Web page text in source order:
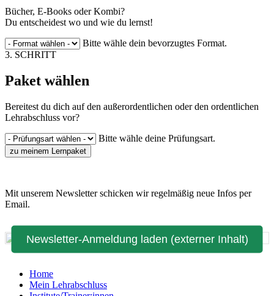
Bücher, E-Books oder Kombi?
Du entscheidest wo und wie du lernst!
Bitte wähle dein bevorzugtes Format.
3. SCHRITT
Paket wählen
Bereitest du dich auf den außerordentlichen oder den ordentlichen
Lehrabschluss vor?
Bitte wähle deine Prüfungsart.
zu meinem Lernpaket
Mit unserem Newsletter schicken wir regelmäßig neue Infos per
Email.
Newsletter-Anmeldung laden (externer Inhalt)
Home
Mein Lehrabschluss